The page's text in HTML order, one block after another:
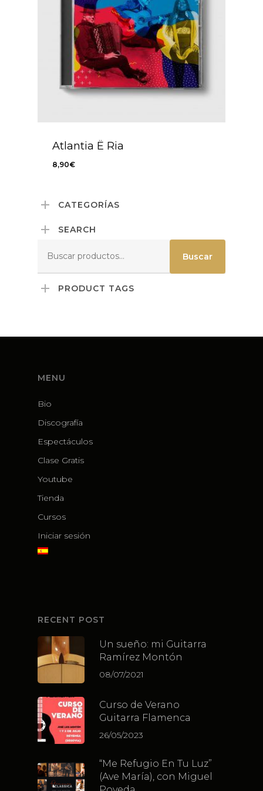
Atlantia Ë Ria
8,90€
CATEGORÍAS
SEARCH
por:
Buscar
PRODUCT TAGS
MENU
Bio
Discografía
Espectáculos
Clase Gratis
Youtube
Tienda
Cursos
Iniciar sesión
RECENT POST
Un sueño: mi Guitarra
Ramírez Montón
08/07/2021
Curso de Verano
Guitarra Flamenca
26/05/2023
“Me Refugio En Tu Luz”
(Ave María), con Miguel